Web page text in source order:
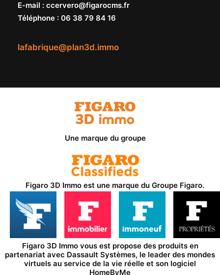
lafabrique@plan3d.immo
E-mail : ccervero@figarocms.fr
Téléphone : 06 38 79 84 16
Une marque du groupe
Figaro 3D Immo est une marque du Groupe Figaro.
Figaro 3D Immo vous est propose des produits en
partenariat avec Dassault Systèmes, le leader des mondes
virtuels au service de la vie réelle et son logiciel
HomeByMe